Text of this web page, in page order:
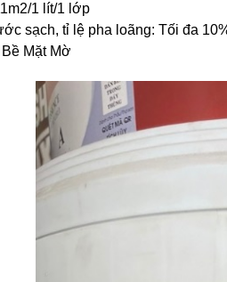
1 lít/1 lớp
sạch, tỉ lệ pha loãng: Tối đa
Mặt Mờ